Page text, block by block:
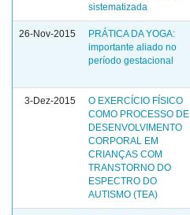
sistematizada
26-Nov-2015
PRÁTICA DA YOGA:
importante aliado no
período gestacional
3-Dez-2015
O EXERCÍCIO FÍSICO
COMO PROCESSO DE
DESENVOLVIMENTO
CORPORAL EM
CRIANÇAS COM
TRANSTORNO DO
ESPECTRO DO
AUTISMO (TEA)